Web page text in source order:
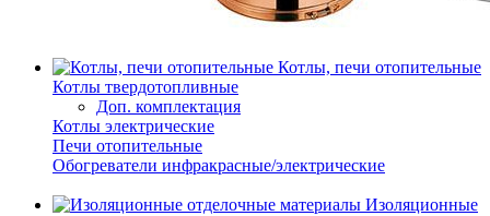
Котлы, печи отопительные
Котлы твердотопливные
Доп. комплектация
Котлы электрические
Печи отопительные
Обогреватели инфракрасные/электрические
Изоляционные